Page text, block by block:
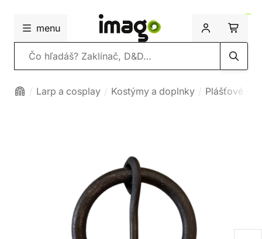
menu
Vyhľadávanie
Larp a cosplay Kostýmy a doplnky Plášťové